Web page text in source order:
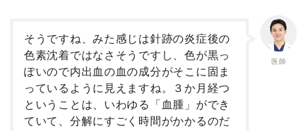
医師
そうですね、みた感じは針跡の炎症後の
色素沈着ではなさそうですし、色が黒っ
ぽいので内出血の血の成分がそこに固ま
っているように見えますね。３か月経つ
ということは、いわゆる「血腫」ができ
ていて、分解にすごく時間がかかるのだ